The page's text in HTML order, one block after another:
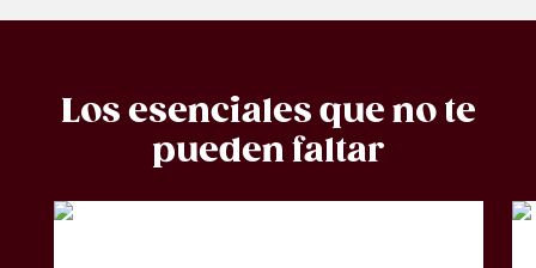
Los esenciales que no te
pueden faltar